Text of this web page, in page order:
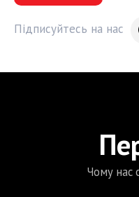
Підписуйтесь на нас
Чому нас